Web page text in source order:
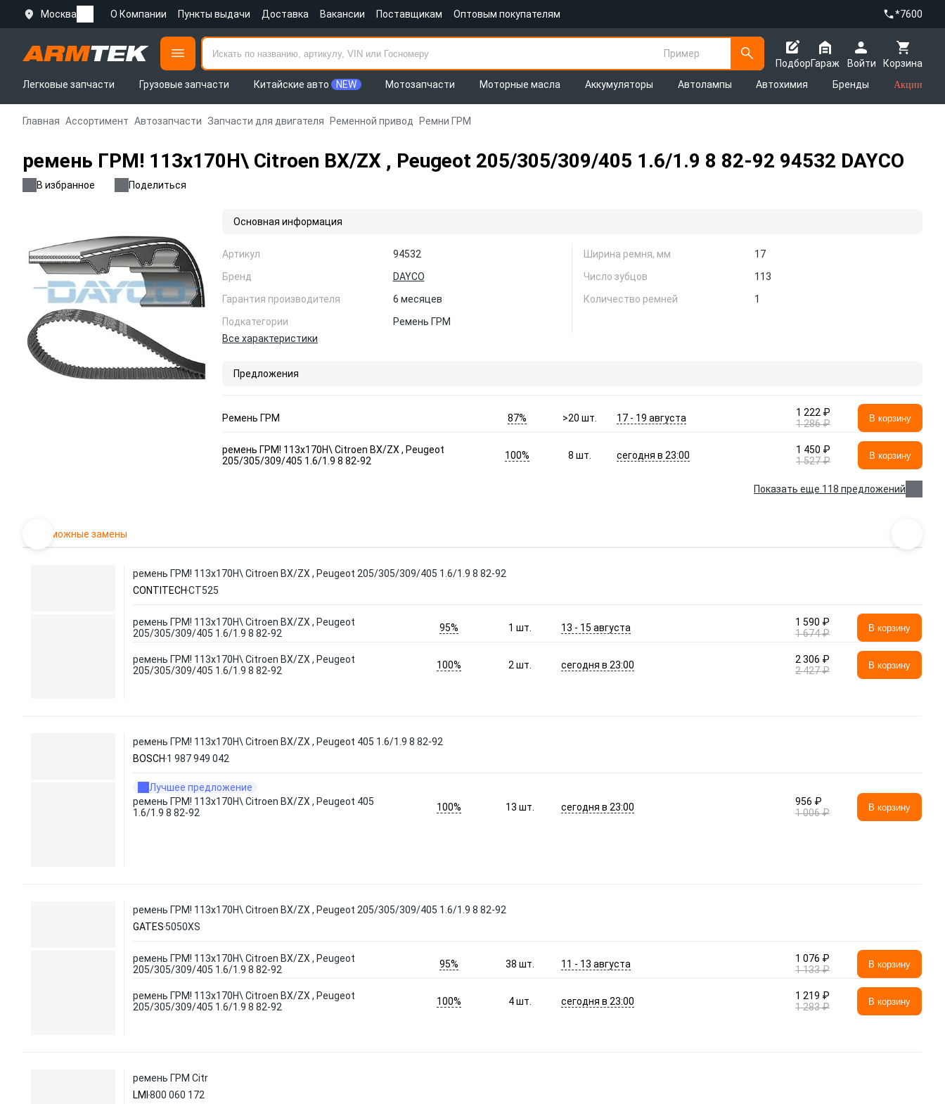
Москва О Компании Пункты выдачи Доставка Вакансии Поставщикам Оптовым покупателям *7600
Пример
Подбор
Корзина
Гараж
Войти
Легковые запчасти
Грузовые запчасти Китайские авто NEW Мотозапчасти Моторные масла Аккумуляторы Автолампы Автохимия Бренды Акции
Главная Ассортимент Автозапчасти Запчасти для двигателя Ременной привод Ремни ГРМ
ремень ГРМ! 113x170H\ Citroen BX/ZX , Peugeot 205/305/309/405 1.6/1.9 8 82-92 94532 DAYCO
В избранное Поделиться
Основная информация
Артикул
94532
Бренд
DAYCO
Гарантия производителя
6 месяцев
Подкатегории
Ремень ГРМ
Ширина ремня, мм
17
Число зубцов
113
Количество ремней
1
Все характеристики
Предложения
Ремень ГРМ 87% >20шт. 17 - 19 августа
1 222 ₽
1 286 ₽
В корзину
ремень ГРМ! 113x170H\ Citroen BX/ZX , Peugeot
205/305/309/405 1.6/1.9 8 82-92
100% 8шт. сегодня в 23:00
1 450 ₽
1 527 ₽
В корзину
Показать еще 118 предложений
Возможные замены
ремень ГРМ! 113x170H\ Citroen BX/ZX , Peugeot 205/305/309/405 1.6/1.9 8 82-92
CONTITECH CT525
ремень ГРМ! 113x170H\ Citroen BX/ZX , Peugeot
205/305/309/405 1.6/1.9 8 82-92
95% 1шт. 13 - 15 августа
1 590 ₽
1 674 ₽
В корзину
ремень ГРМ! 113x170H\ Citroen BX/ZX , Peugeot
205/305/309/405 1.6/1.9 8 82-92
100% 2шт. сегодня в 23:00
2 306 ₽
2 427 ₽
В корзину
ремень ГРМ! 113x170H\ Citroen BX/ZX , Peugeot 405 1.6/1.9 8 82-92
BOSCH 1 987 949 042
Лучшее предложение
ремень ГРМ! 113x170H\ Citroen BX/ZX , Peugeot 405
1.6/1.9 8 82-92
100% 13шт. сегодня в 23:00
956 ₽
1 006 ₽
В корзину
ремень ГРМ! 113x170H\ Citroen BX/ZX , Peugeot 205/305/309/405 1.6/1.9 8 82-92
GATES 5050XS
ремень ГРМ! 113x170H\ Citroen BX/ZX , Peugeot
205/305/309/405 1.6/1.9 8 82-92
95% 38шт. 11 - 13 августа
1 076 ₽
1 133 ₽
В корзину
ремень ГРМ! 113x170H\ Citroen BX/ZX , Peugeot
205/305/309/405 1.6/1.9 8 82-92
100% 4шт. сегодня в 23:00
1 219 ₽
1 283 ₽
В корзину
ремень ГРМ Citr
LMI 800 060 172